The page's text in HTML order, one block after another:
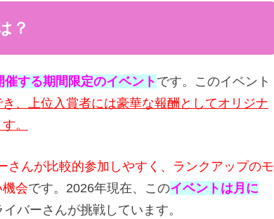
？
する期間限定のイベント です。このイベント
、上位入賞者には豪華な報酬としてオリジナ
。
さんが比較的参加しやすく、ランクアップのモ
会です。2026年現在、このイベントは月に
バーさんが挑戦しています。